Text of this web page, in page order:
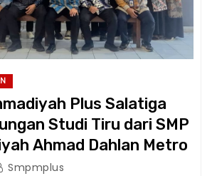
Plus Salatiga
Studi Tiru dari SMP
Ahmad Dahlan Metro
Smpmplus